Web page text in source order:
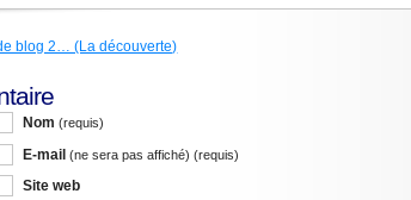
blog 2… (La découverte)
Nom(requis)
E-mail(ne sera pas affiché) (requis)
Site web